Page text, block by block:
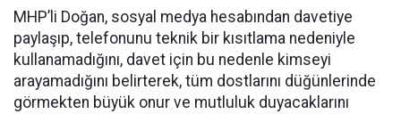
MHP’li Doğan, sosyal medya hesabından davetiye
paylaşıp, telefonunu teknik bir kısıtlama nedeniyle
kullanamadığını, davet için bu nedenle kimseyi
arayamadığını belirterek, tüm dostlarını düğünlerinde
görmekten büyük onur ve mutluluk duyacaklarını